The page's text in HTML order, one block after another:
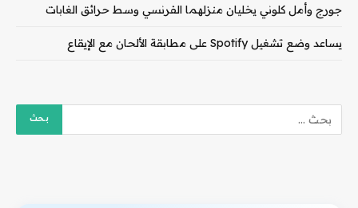
جورج وأمل كلوني يخليان منزلهما الفرنسي وسط حرائق الغابات
يساعد وضع تشغيل Spotify على مطابقة الألحان مع الإيقاع